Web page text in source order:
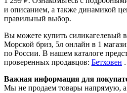
и описанием, а также динамикой
правильный выбор.
Вы можете купить силикагелевый
Морской бриз, 5л онлайн в 1
по России. В нашем каталоге
проверенных продавцов: Бетховен .
Важная информация для
Мы не продаем товары напрямую,